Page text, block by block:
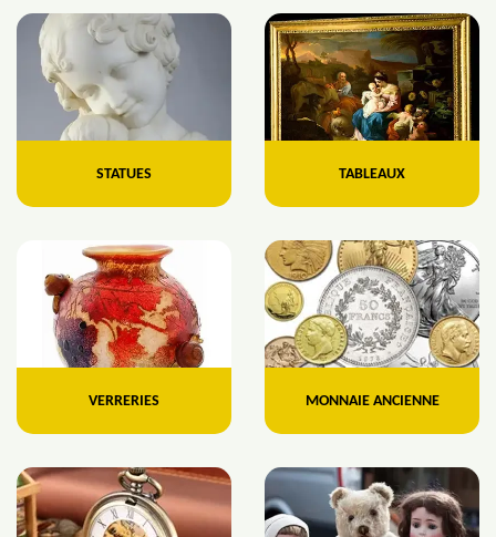
STATUES TABLEAUX
VERRERIES MONNAIE ANCIENNE